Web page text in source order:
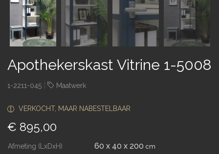
Apothekerskast Vitrine 1-5008
1-2211-045 Maatwerk
VERKOCHT, MAAR NABESTELBAAR
€ 895,00
Afmeting (LxDxH) 60 x 40 x 200 cm